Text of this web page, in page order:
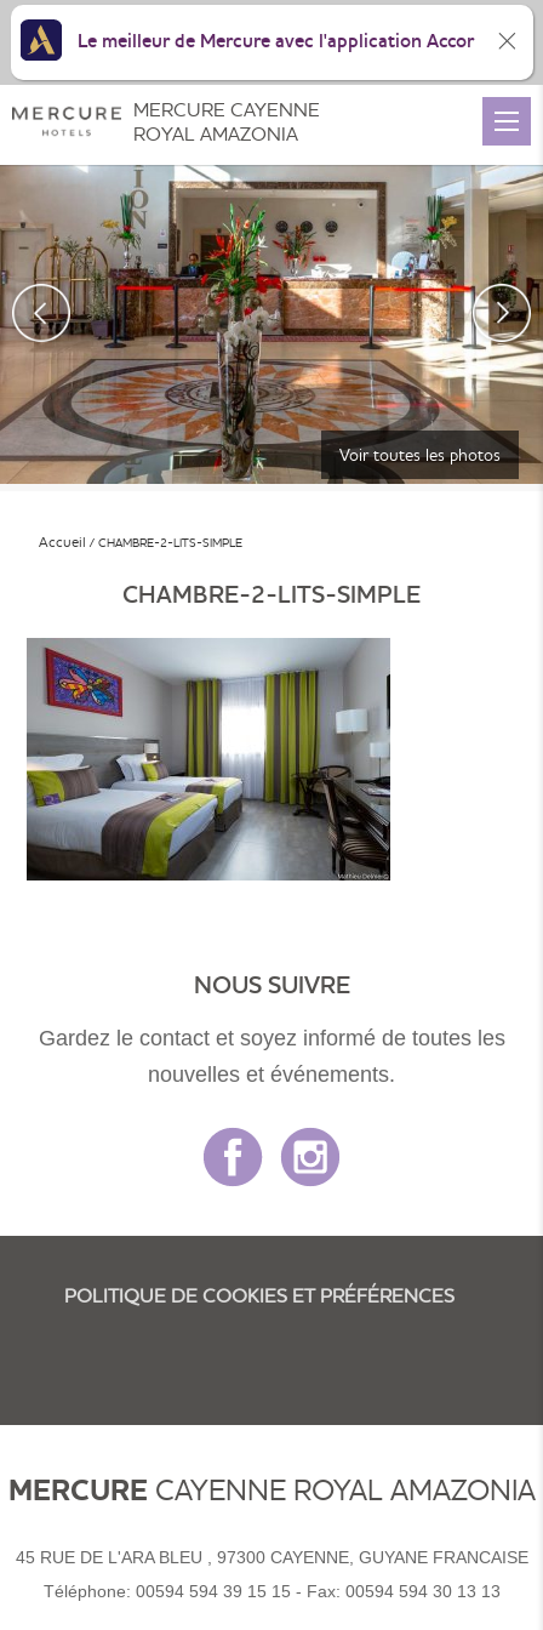
Voir toutes les photos
Accueil CHAMBRE-2-LITS-SIMPLE
CHAMBRE-2-LITS-SIMPLE
NOUS SUIVRE
Gardez le contact et soyez informé de toutes les
nouvelles et événements.
POLITIQUE DE COOKIES ET PRÉFÉRENCES
MERCURE CAYENNE ROYAL AMAZONIA
45 RUE DE L'ARA BLEU , 97300 CAYENNE, GUYANE FRANCAISE
Téléphone: 00594 594 39 15 15 - Fax: 00594 594 30 13 13
MERCURE CAYENNE
ROYAL AMAZONIA
Le meilleur de Mercure avec l'application Accor